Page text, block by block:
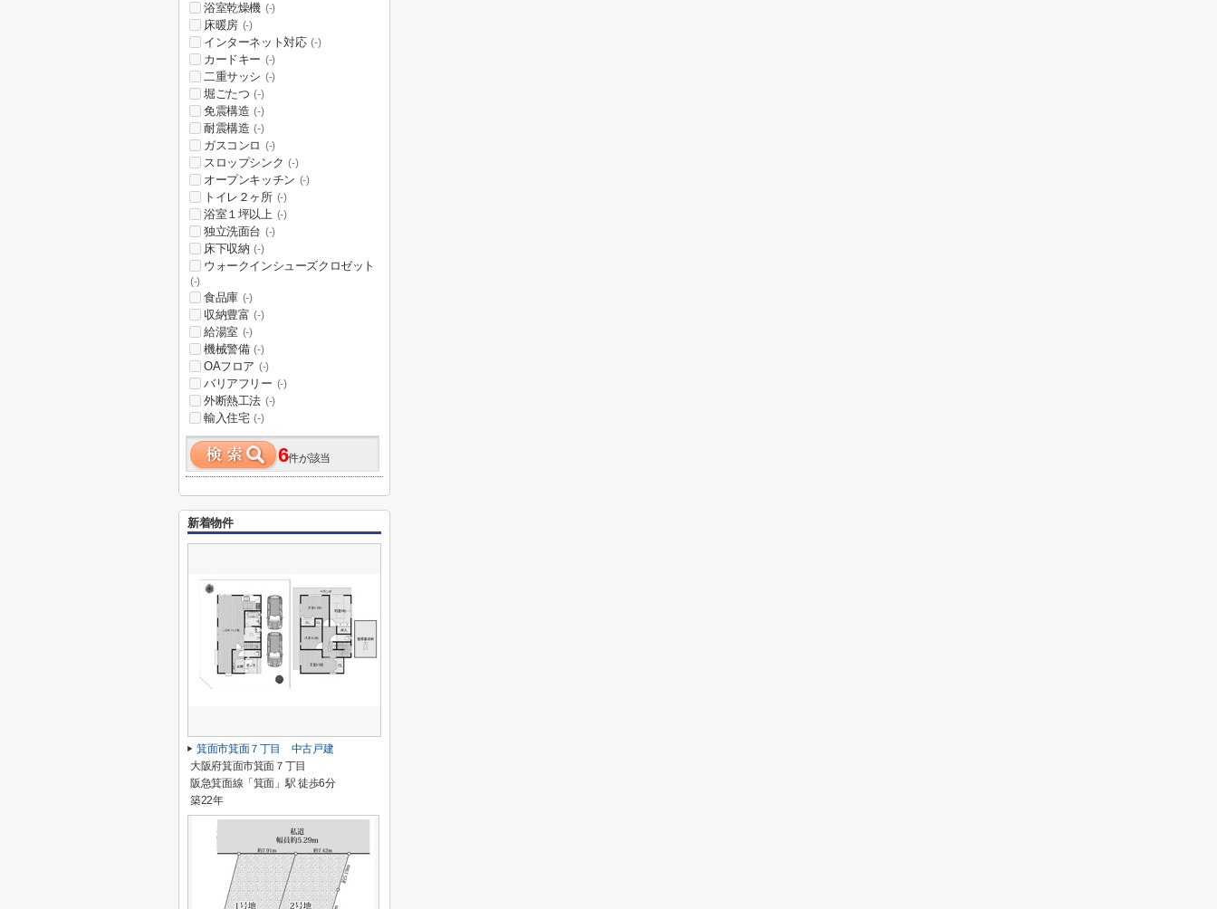
浴室乾燥機 (-)
床暖房 (-)
インターネット対応 (-)
カードキー (-)
二重サッシ (-)
堀ごたつ (-)
免震構造 (-)
耐震構造 (-)
ガスコンロ (-)
スロップシンク (-)
オープンキッチン (-)
トイレ２ヶ所 (-)
浴室１坪以上 (-)
独立洗面台 (-)
床下収納 (-)
ウォークインシューズクロゼット
(-)
食品庫 (-)
収納豊富 (-)
給湯室 (-)
機械警備 (-)
OAフロア (-)
バリアフリー (-)
外断熱工法 (-)
輸入住宅 (-)
6件が該当
新着物件
箕面市箕面７丁目 中古戸建
大阪府箕面市箕面７丁目
阪急箕面線「箕面」駅 徒歩6分
築22年